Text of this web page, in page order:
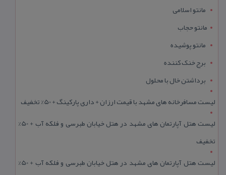
مانتو اسلامی
مانتو حجاب
مانتو پوشیده
برج خنک کننده
برداشتن خال با محلول
لیست مسافرخانه های مشهد با قیمت ارزان + داری پارکینگ + 50% تخفیف
لیست هتل آپارتمان های مشهد در هتل خیابان طبرسی و فلکه آب + 50%
تخفیف
لیست هتل آپارتمان های مشهد در هتل خیابان طبرسی و فلکه آب + 50%